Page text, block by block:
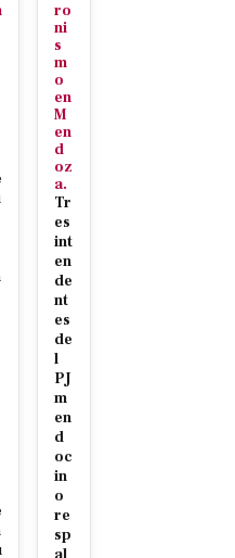
ro
ni
s
m
o
en
M
en
d
oz
a.
Tr
es
int
en
de
nt
es
de
l
PJ
m
en
d
oc
in
o
re
sp